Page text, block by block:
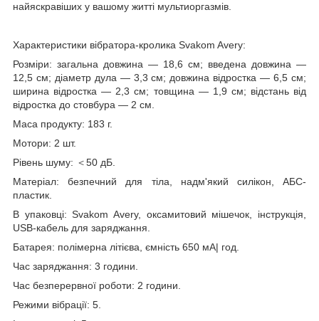
найяскравіших у вашому житті мультиоргазмів.
Характеристики вібратора-кролика Svakom Avery:
Розміри: загальна довжина — 18,6 см; введена довжина —
12,5 см; діаметр дула — 3,3 см; довжина відростка — 6,5 см;
ширина відростка — 2,3 см; товщина — 1,9 см; відстань від
відростка до стовбура — 2 см.
Маса продукту: 183 г.
Мотори: 2 шт.
Рівень шуму: ＜50 дБ.
Матеріал: безпечний для тіла, надм'який силікон, АБС-
пластик.
В упаковці: Svakom Avery, оксамитовий мішечок, інструкція,
USB-кабель для заряджання.
Батарея: полімерна літієва, ємність 650 мА| год.
Час заряджання: 3 години.
Час безперервної роботи: 2 години.
Режими вібрації: 5.